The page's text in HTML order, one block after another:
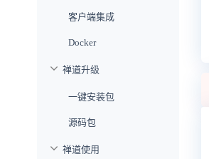
客户端集成
Docker
禅道升级
一键安装包
源码包
禅道使用